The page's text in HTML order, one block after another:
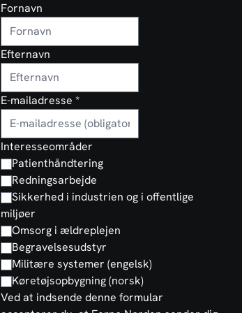
Fornavn
Efternavn
E-mailadresse *
Interesseområder
Patienthåndtering
Redningsarbejde
Sikkerhed i industrien og i offentlige
miljøer
Omsorg i ældreplejen
Begravelsesudstyr
Militære systemer (engelsk)
Køretøjsopbygning (norsk)
Ved at indsende denne formular